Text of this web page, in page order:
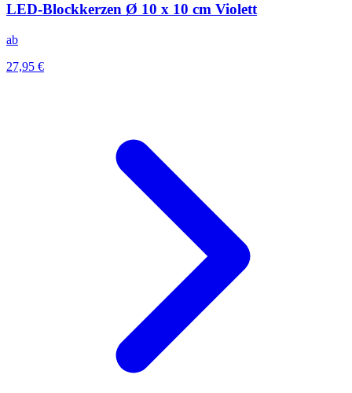
LED-Blockkerzen Ø 10 x 10 cm Violett
ab
27,95 €